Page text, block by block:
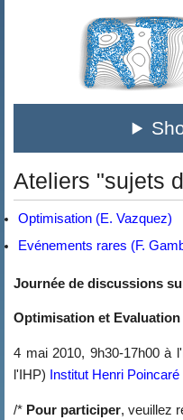
Ateliers "sujets
Optimisation (E. Vazquez)
Evénements rares (F.
Journée de discussions
Optimisation et
4 mai 2010, 9h30-17h00 à
l'IHP)
Institut Henri Poincaré
/* Pour participer, veuillez